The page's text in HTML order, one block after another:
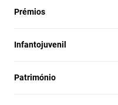
Prémios
Infantojuvenil
Património